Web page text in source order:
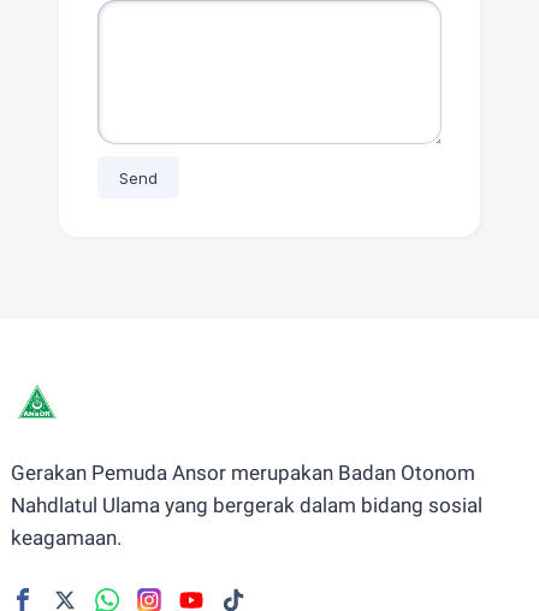
Gerakan Pemuda Ansor merupakan Badan Otonom
Nahdlatul Ulama yang bergerak dalam bidang sosial
keagamaan.